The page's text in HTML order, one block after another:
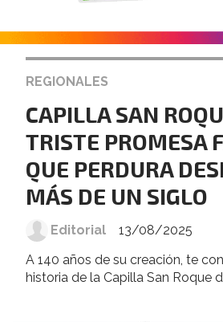
CAPILLA SAN
TRISTE PROMESA
QUE PERDURA
MÁS DE UN SIGLO
A 140 años de su creación, te
historia de la Capilla San Roque
REGIONALES
13/08/2025
Editorial